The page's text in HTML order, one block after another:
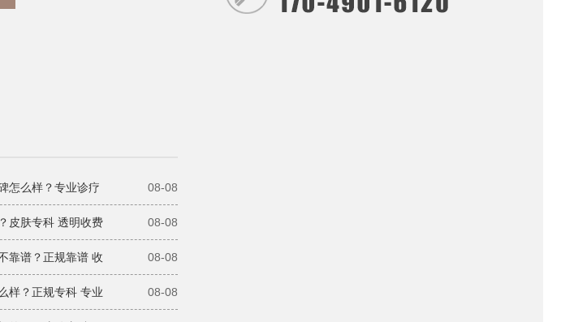
怎么样？专业诊疗 08-08
皮肤专科 透明收费 08-08
靠谱？正规靠谱 收 08-08
样？正规专科 专业 08-08